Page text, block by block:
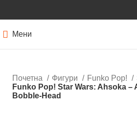
Мени
Почетна Фигури Funko Pop!
Funko Pop! Star Wars: Ahsoka –
Bobble-Head